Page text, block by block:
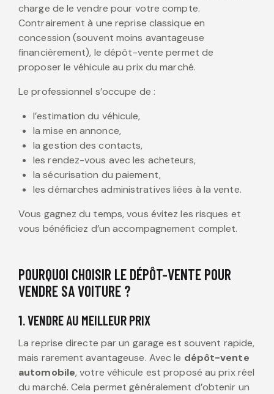
charge de le vendre pour votre compte.
Contrairement à une reprise classique en
concession (souvent moins avantageuse
financièrement), le dépôt-vente permet de
proposer le véhicule au prix du marché.
Le professionnel s’occupe de :
l’estimation du véhicule,
la mise en annonce,
la gestion des contacts,
les rendez-vous avec les acheteurs,
la sécurisation du paiement,
les démarches administratives liées à la vente.
Vous gagnez du temps, vous évitez les risques et
vous bénéficiez d’un accompagnement complet.
POURQUOI CHOISIR LE DÉPÔT-VENTE POUR
VENDRE SA VOITURE ?
1. VENDRE AU MEILLEUR PRIX
La reprise directe par un garage est souvent rapide,
mais rarement avantageuse. Avec le dépôt-vente
automobile, votre véhicule est proposé au prix réel
du marché. Cela permet généralement d’obtenir un